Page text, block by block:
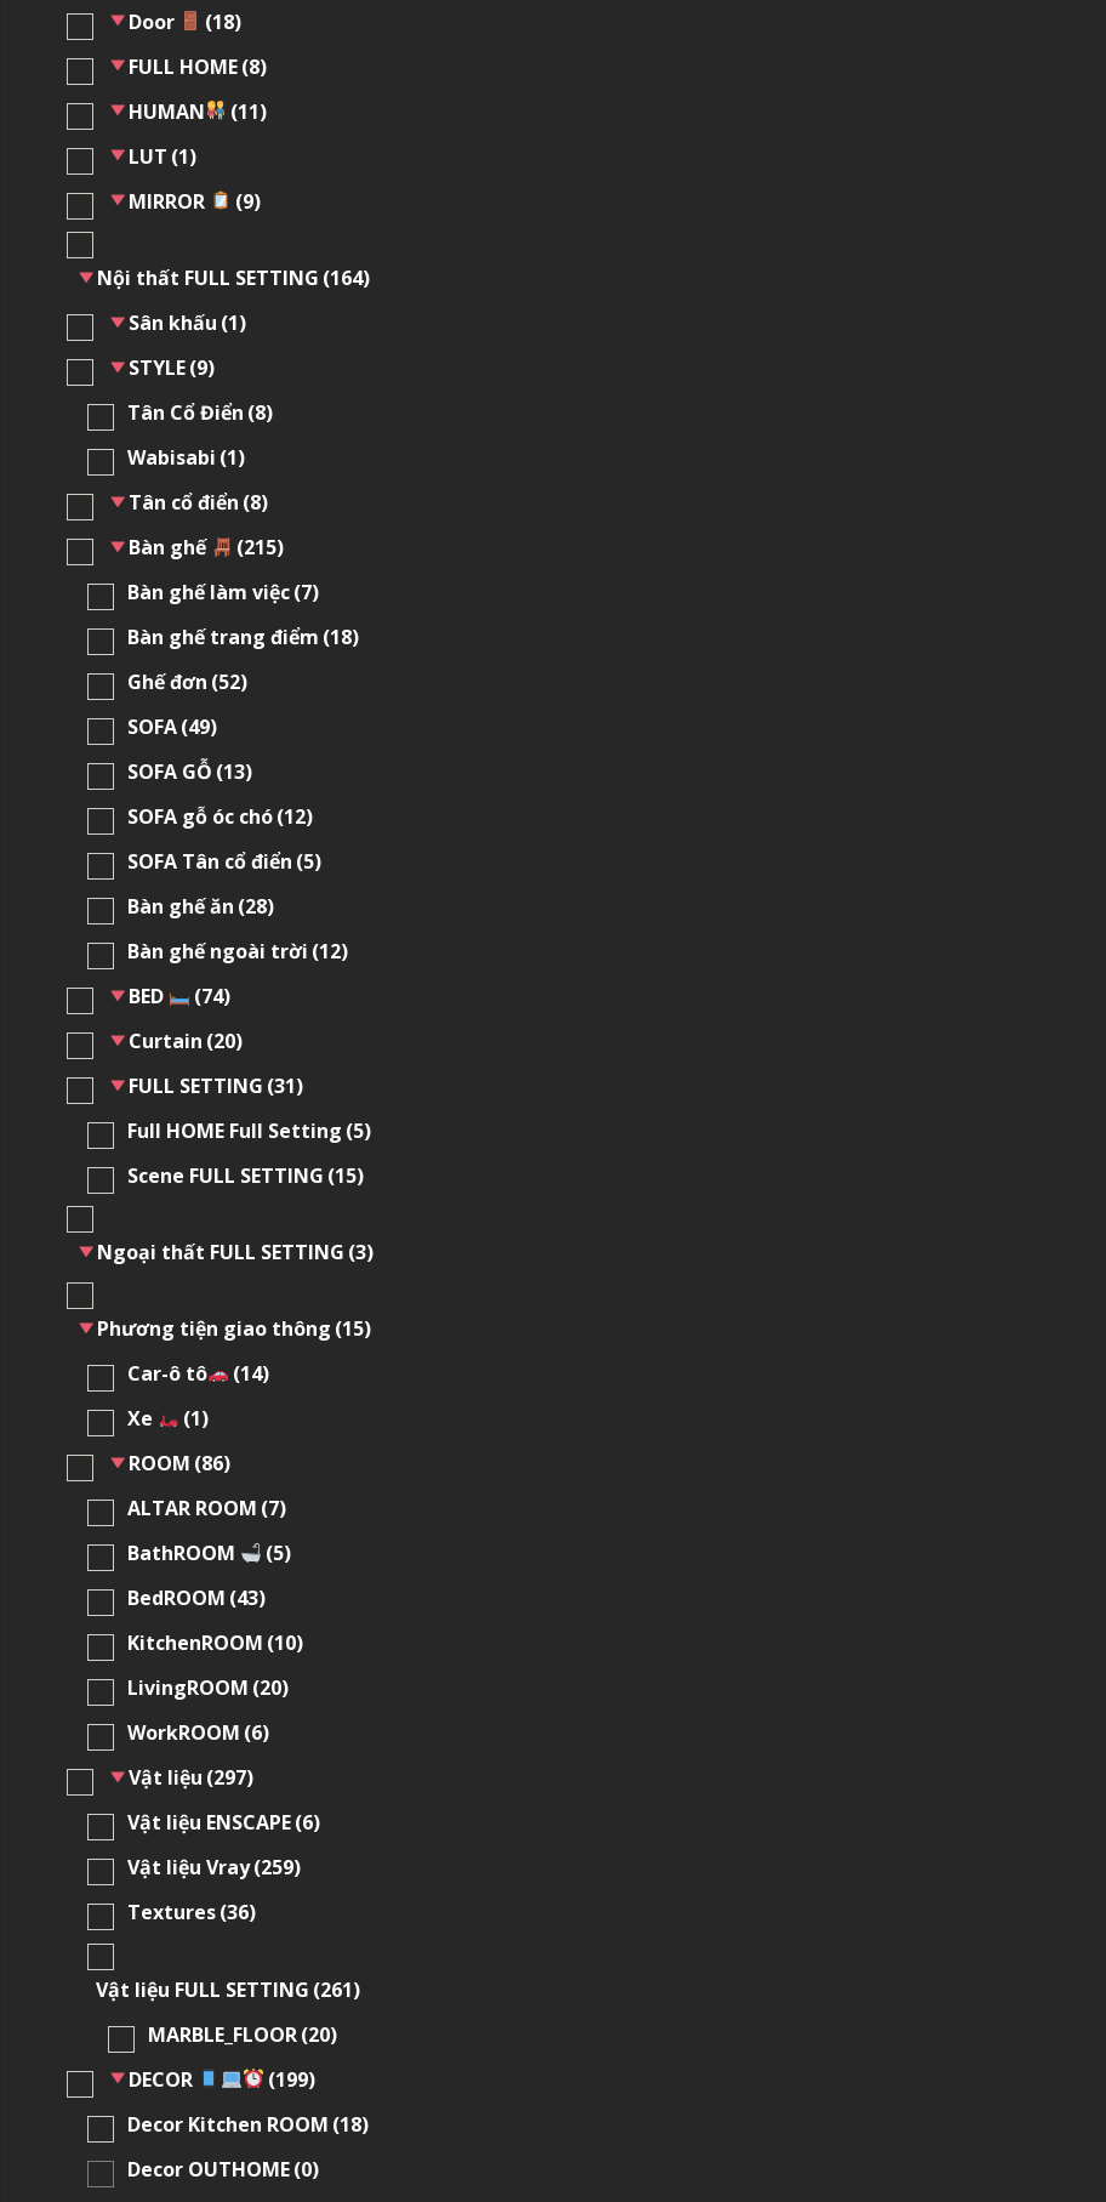
Door
(18)
FULL HOME(8)
HUMAN
(11)
LUT (1)
MIRROR
(9)
Nội thất FULL SETTING (164)
Sân khấu (1)
STYLE(9)
Tân Cổ Điển (8)
Wabisabi (1)
Tân cổ điển (8)
Bàn ghế
(215)
Bàn ghế làm việc(7)
Bàn ghế trang điểm (18)
Ghế đơn (52)
SOFA(49)
SOFA GỖ (13)
SOFA gỗ óc chó(12)
SOFA Tân cổ điển (5)
Bàn ghế ăn (28)
Bàn ghế ngoài trời (12)
BED
(74)
Curtain (20)
FULL SETTING (31)
Full HOME Full Setting (5)
Scene FULL SETTING (15)
Ngoại thất FULL SETTING (3)
Phương tiện giao thông (15)
Car-ô tô
(14)
Xe
(1)
ROOM (86)
ALTAR ROOM (7)
BathROOM
(5)
BedROOM (43)
KitchenROOM (10)
LivingROOM (20)
WorkROOM (6)
Vật liệu (297)
Vật liệu ENSCAPE(6)
Vật liệu Vray(259)
Textures(36)
Vật liệu FULL SETTING (261)
MARBLE_FLOOR(20)
DECOR
(199)
Decor Kitchen ROOM (18)
Decor OUTHOME(0)